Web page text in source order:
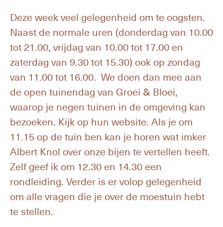
Deze week veel gelegenheid om te oogsten.
Naast de normale uren (donderdag van 10.00
tot 21.00, vrijdag van 10.00 tot 17.00 en
zaterdag van 9.30 tot 15.30) ook op zondag
van 11.00 tot 16.00. We doen dan mee aan
de open tuinendag van Groei & Bloei,
waarop je negen tuinen in de omgeving kan
bezoeken. Kijk op hun website. Als je om
11.15 op de tuin ben kan je horen wat imker
Albert Knol over onze bijen te vertellen heeft.
Zelf geef ik om 12.30 en 14.30 een
rondleiding. Verder is er volop gelegenheid
om alle vragen die je over de moestuin hebt
te stellen.